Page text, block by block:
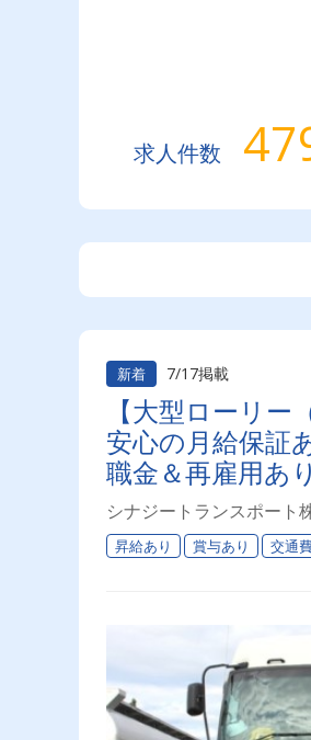
求人件数
新着 7/17掲載
【大型ローリ
安心の月給保証
職金＆再雇用あ
シナジートランスポート
昇給あり 賞与あり 交通